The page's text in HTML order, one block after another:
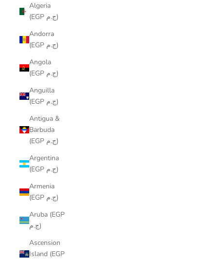
Algeria
(EGP ج.م)
Andorra
(EGP ج.م)
Angola
(EGP ج.م)
Anguilla
(EGP ج.م)
Antigua &
Barbuda
(EGP ج.م)
Argentina
(EGP ج.م)
Armenia
(EGP ج.م)
Aruba (EGP
ج.م)
Ascension
Island (EGP